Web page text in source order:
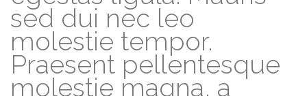
sed dui nec leo
molestie tempor.
Praesent pellentesque
molestie magna, a